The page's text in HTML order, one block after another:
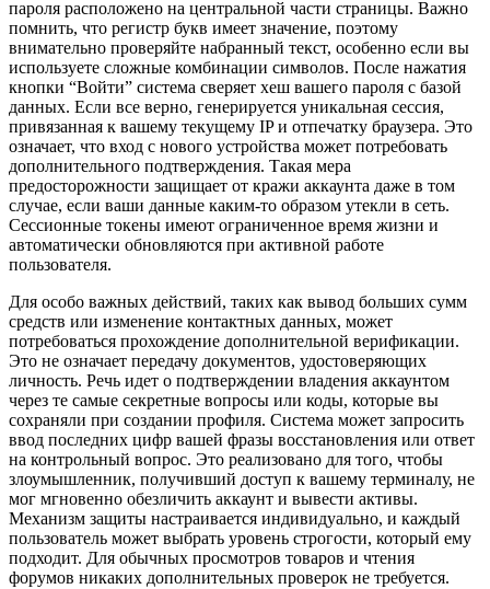
пароля расположено на центральной части страницы. Важно
помнить, что регистр букв имеет значение, поэтому
внимательно проверяйте набранный текст, особенно если вы
используете сложные комбинации символов. После нажатия
кнопки “Войти” система сверяет хеш вашего пароля с базой
данных. Если все верно, генерируется уникальная сессия,
привязанная к вашему текущему IP и отпечатку браузера. Это
означает, что вход с нового устройства может потребовать
дополнительного подтверждения. Такая мера
предосторожности защищает от кражи аккаунта даже в том
случае, если ваши данные каким-то образом утекли в сеть.
Сессионные токены имеют ограниченное время жизни и
автоматически обновляются при активной работе
пользователя.
Для особо важных действий, таких как вывод больших сумм
средств или изменение контактных данных, может
потребоваться прохождение дополнительной верификации.
Это не означает передачу документов, удостоверяющих
личность. Речь идет о подтверждении владения аккаунтом
через те самые секретные вопросы или коды, которые вы
сохраняли при создании профиля. Система может запросить
ввод последних цифр вашей фразы восстановления или ответ
на контрольный вопрос. Это реализовано для того, чтобы
злоумышленник, получивший доступ к вашему терминалу, не
мог мгновенно обезличить аккаунт и вывести активы.
Механизм защиты настраивается индивидуально, и каждый
пользователь может выбрать уровень строгости, который ему
подходит. Для обычных просмотров товаров и чтения
форумов никаких дополнительных проверок не требуется.